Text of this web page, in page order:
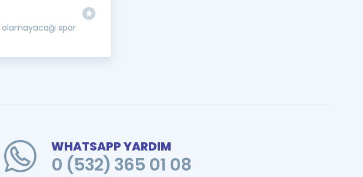
spor
WHATSAPP YARDIM
0 (532) 365 01 08